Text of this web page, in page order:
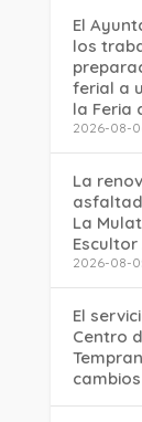
El
los
ferial a
la Feria
2026-08-
La
La
2026-08-
El
Centro
cambios